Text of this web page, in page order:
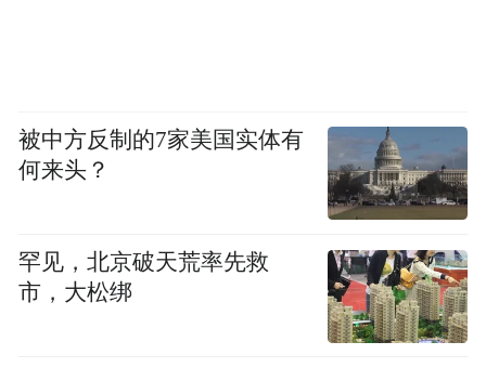
被中方反制的7家美国实体有
何来头？
罕见，北京破天荒率先救
市，大松绑